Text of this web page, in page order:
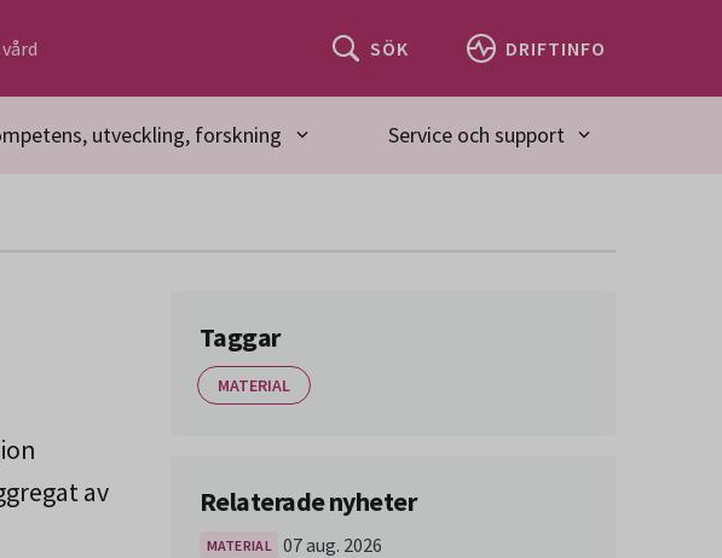
SÖK DRIFTINFO
utveckling, forskning Service och support
av
Taggar
MATERIAL
Relaterade nyheter
MATERIAL 07 aug. 2026